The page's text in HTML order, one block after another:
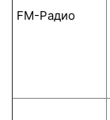
FM-Радио